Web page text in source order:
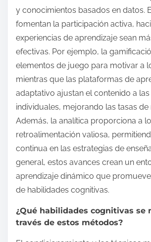
y conocimientos basados en datos.
fomentan la participación activa,
experiencias de aprendizaje sean
efectivas. Por ejemplo, la
elementos de juego para motivar a
mientras que las plataformas de
adaptativo ajustan el contenido a
individuales, mejorando las tasas de
Además, la analítica proporciona a
retroalimentación valiosa,
continua en las estrategias de
general, estos avances crean un
aprendizaje dinámico que
de habilidades cognitivas.
¿Qué habilidades cognitivas se
través de estos métodos?